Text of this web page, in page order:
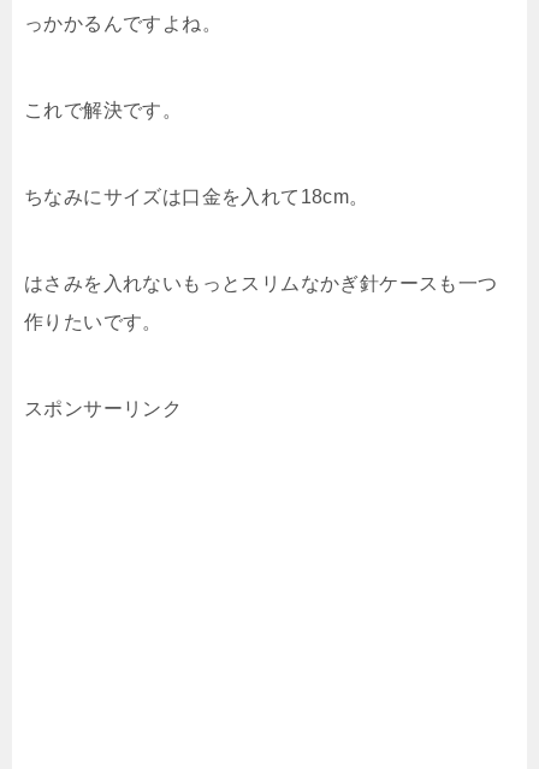
っかかるんですよね。
これで解決です。
ちなみにサイズは口金を入れて18cm。
はさみを入れないもっとスリムなかぎ針ケースも一つ
作りたいです。
スポンサーリンク